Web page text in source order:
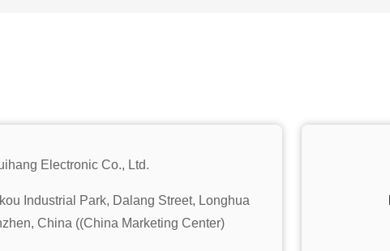
Electronic Co., Ltd.
Industrial Park, Dalang Street, Longhua
China ((China Marketing Center)